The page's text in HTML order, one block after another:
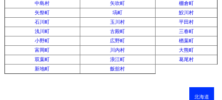
中島村
矢吹町
棚倉町
矢祭町
塙町
鮫川村
石川町
玉川村
平田村
浅川町
古殿町
三春町
小野町
広野町
楢葉町
富岡町
川内村
大熊町
双葉町
浪江町
葛尾村
新地町
飯舘村
北海道